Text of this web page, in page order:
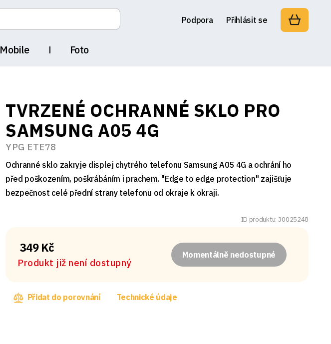
Mobile Foto
Podpora Přihlásit se
TVRZENÉ OCHRANNÉ SKLO PRO
SAMSUNG A05 4G
YPG ETE78
Ochranné sklo zakryje displej chytrého telefonu Samsung A05 4G a ochrání ho
před poškozením, poškrábáním i prachem. "Edge to edge protection" zajišťuje
bezpečnost celé přední strany telefonu od okraje k okraji.
ID produktu: 30025248
349 Kč
Produkt již není dostupný
Momentálně nedostupné
Přidat do porovnání Technické údaje